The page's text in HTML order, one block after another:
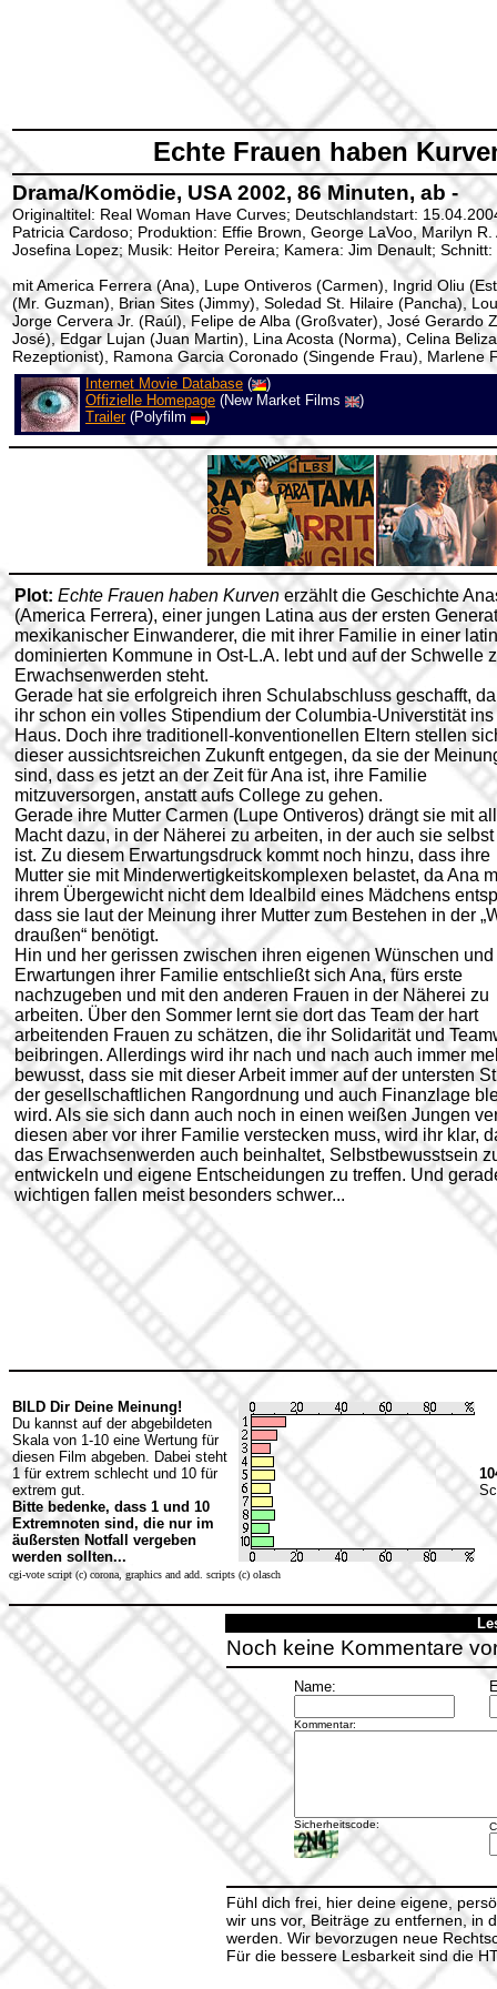
Echte Frauen haben
Drama/Komödie, USA 2002, 86 Minuten, ab -
Originaltitel: Real Woman Have Curves; Deutschlandstart:
Patricia Cardoso; Produktion: Effie Brown, George LaVoo, Marilyn
Josefina Lopez; Musik: Heitor Pereira; Kamera: Jim Denault; Schnitt:
mit America Ferrera (Ana), Lupe Ontiveros (Carmen), Ingrid Oliu
(Mr. Guzman), Brian Sites (Jimmy), Soledad St. Hilaire (Pancha),
Jorge Cervera Jr. (Raúl), Felipe de Alba (Großvater), José Gerardo
José), Edgar Lujan (Juan Martin), Lina Acosta (Norma), Celina
Rezeptionist), Ramona Garcia Coronado (Singende Frau), Marlene
Internet Movie Database (
)
Offizielle Homepage (New Market Films
)
Trailer(Polyfilm )
Plot: Echte Frauen haben Kurven erzählt die Geschichte
(America Ferrera), einer jungen Latina aus der ersten
mexikanischer Einwanderer, die mit ihrer Familie in einer
dominierten Kommune in Ost-L.A. lebt und auf der Schwelle
Erwachsenwerden steht.
Gerade hat sie erfolgreich ihren Schulabschluss geschafft,
ihr schon ein volles Stipendium der Columbia-Universtität ins
Haus. Doch ihre traditionell-konventionellen Eltern stellen
dieser aussichtsreichen Zukunft entgegen, da sie der
sind, dass es jetzt an der Zeit für Ana ist, ihre Familie
mitzuversorgen, anstatt aufs College zu gehen.
Gerade ihre Mutter Carmen (Lupe Ontiveros) drängt sie mit
Macht dazu, in der Näherei zu arbeiten, in der auch sie selbst
ist. Zu diesem Erwartungsdruck kommt noch hinzu, dass ihre
Mutter sie mit Minderwertigkeitskomplexen belastet, da Ana
ihrem Übergewicht nicht dem Idealbild eines Mädchens
dass sie laut der Meinung ihrer Mutter zum Bestehen in der
draußen“ benötigt.
Hin und her gerissen zwischen ihren eigenen Wünschen
Erwartungen ihrer Familie entschließt sich Ana, fürs erste
nachzugeben und mit den anderen Frauen in der Näherei zu
arbeiten. Über den Sommer lernt sie dort das Team der hart
arbeitenden Frauen zu schätzen, die ihr Solidarität und
beibringen. Allerdings wird ihr nach und nach auch immer
bewusst, dass sie mit dieser Arbeit immer auf der untersten
der gesellschaftlichen Rangordnung und auch Finanzlage
wird. Als sie sich dann auch noch in einen weißen Jungen
diesen aber vor ihrer Familie verstecken muss, wird ihr klar,
das Erwachsenwerden auch beinhaltet, Selbstbewusstsein
entwickeln und eigene Entscheidungen zu treffen. Und
wichtigen fallen meist besonders schwer...
BILD Dir Deine Meinung!
Du kannst auf der abgebildeten
Skala von 1-10 eine Wertung für
diesen Film abgeben. Dabei steht
1 für extrem schlecht und 10 für
extrem gut.
Bitte bedenke, dass 1 und 10
Extremnoten sind, die nur im
äußersten Notfall vergeben
werden sollten...
cgi-vote script (c) corona, graphics and add. scripts (c) olasch
Noch keine Kommentare
Name:
Kommentar:
Sicherheitscode:
Fühl dich frei, hier deine eigene,
wir uns vor, Beiträge zu entfernen, in
werden. Wir bevorzugen neue
Für die bessere Lesbarkeit sind die